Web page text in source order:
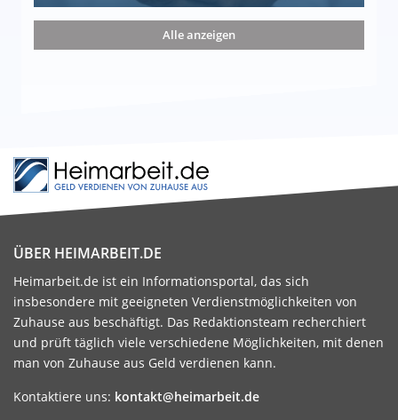
die 15 besten Möglichkeiten
Alle anzeigen
ÜBER HEIMARBEIT.DE
Heimarbeit.de ist ein Informationsportal, das sich
insbesondere mit geeigneten Verdienstmöglichkeiten von
Zuhause aus beschäftigt. Das Redaktionsteam recherchiert
und prüft täglich viele verschiedene Möglichkeiten, mit denen
man von Zuhause aus Geld verdienen kann.
Kontaktiere uns: kontakt@heimarbeit.de